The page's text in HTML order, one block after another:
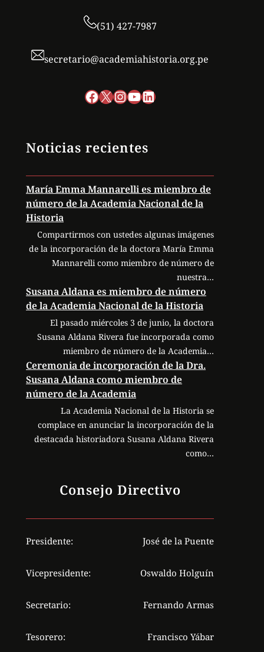
(51) 427-7987
secretario@academiahistoria.org.pe
Facebook
X Instagram
YouTube
LinkedIn
Noticias recientes
María Emma Mannarelli es miembro de
número de la Academia Nacional de la
Historia
Compartirmos con ustedes algunas imágenes
de la incorporación de la doctora María Emma
Mannarelli como miembro de número de
nuestra…
Susana Aldana es miembro de número
de la Academia Nacional de la Historia
El pasado miércoles 3 de junio, la doctora
Susana Aldana Rivera fue incorporada como
miembro de número de la Academia…
Ceremonia de incorporación de la Dra.
Susana Aldana como miembro de
número de la Academia
La Academia Nacional de la Historia se
complace en anunciar la incorporación de la
destacada historiadora Susana Aldana Rivera
como…
Consejo Directivo
Presidente: José de la Puente
Vicepresidente: Oswaldo Holguín
Secretario: Fernando Armas
Tesorero: Francisco Yábar